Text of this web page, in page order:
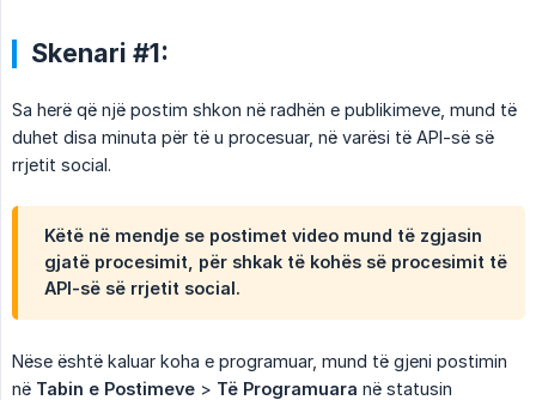
Skenari #1:
Sa herë që një postim shkon në radhën e publikimeve, mund të
duhet disa minuta për të u procesuar, në varësi të API-së së
rrjetit social.
Këtë në mendje se postimet video mund të zgjasin
gjatë procesimit, për shkak të kohës së procesimit të
API-së së rrjetit social.
Nëse është kaluar koha e programuar, mund të gjeni postimin
në Tabin e Postimeve > Të Programuara në statusin